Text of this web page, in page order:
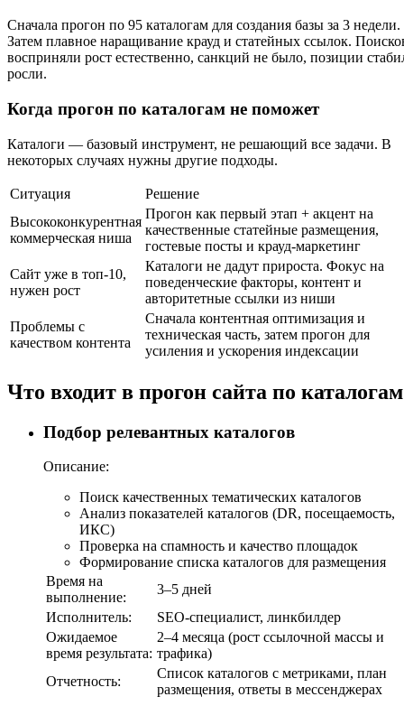
Сначала прогон по 95 каталогам для создания базы за 3 недели.
Затем плавное наращивание крауд и статейных ссылок.
восприняли рост естественно, санкций не было, позиции
росли.
Когда прогон по каталогам не поможет
Каталоги — базовый инструмент, не решающий все задачи. В
некоторых случаях нужны другие подходы.
Ситуация
Решение
Высококонкурентная
коммерческая ниша
Прогон как первый этап + акцент на
качественные статейные размещения,
гостевые посты и крауд-маркетинг
Сайт уже в топ-10,
нужен рост
Каталоги не дадут прироста. Фокус на
поведенческие факторы, контент и
авторитетные ссылки из ниши
Проблемы с
качеством контента
Сначала контентная оптимизация и
техническая часть, затем прогон для
усиления и ускорения индексации
Что входит в прогон сайта по каталогам
Подбор релевантных каталогов
Описание:
Поиск качественных тематических каталогов
Анализ показателей каталогов (DR, посещаемость,
ИКС)
Проверка на спамность и качество площадок
Формирование списка каталогов для размещения
Время на
выполнение:
3–5 дней
Исполнитель:
SEO-специалист, линкбилдер
Ожидаемое
время результата:
2–4 месяца (рост ссылочной массы и
трафика)
Отчетность:
Список каталогов с метриками, план
размещения, ответы в мессенджерах